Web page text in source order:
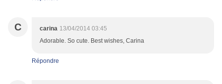
C carina 13/04/2014 03:45
Adorable. So cute. Best wishes, Carina
Répondre